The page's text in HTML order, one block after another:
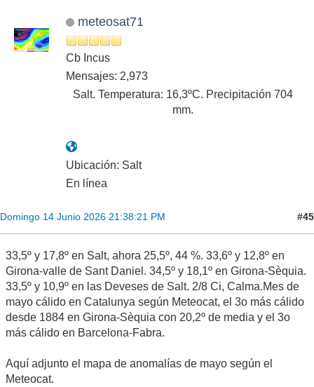
meteosat71
Cb Incus
Mensajes: 2,973
Salt. Temperatura: 16,3ºC. Precipitación 704
mm.
Ubicación: Salt
En línea
Domingo 14 Junio 2026 21:38:21 PM #45
33,5º y 17,8º en Salt, ahora 25,5º, 44 %. 33,6º y 12,8º en
Girona-valle de Sant Daniel. 34,5º y 18,1º en Girona-Sèquia.
33,5º y 10,9º en las Deveses de Salt. 2/8 Ci, Calma.Mes de
mayo cálido en Catalunya según Meteocat, el 3o más cálido
desde 1884 en Girona-Sèquia con 20,2º de media y el 3o
más cálido en Barcelona-Fabra.
Aquí adjunto el mapa de anomalías de mayo según el
Meteocat.